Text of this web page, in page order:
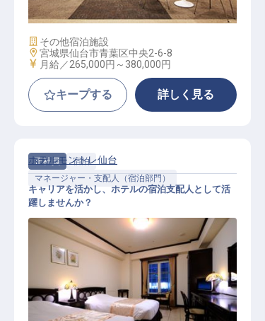
施設業態
その他宿泊施設
勤務地
宮城県仙台市青葉区中央2-6-8
給与
月給／265,000円～ 380,000円
キープする 詳しく見る
正社員
宿泊
マネージャー・支配人（宿泊部門）
ホテルモントレ仙台
キャリアを活かし、ホテルの宿泊支配人として活
躍しませんか？